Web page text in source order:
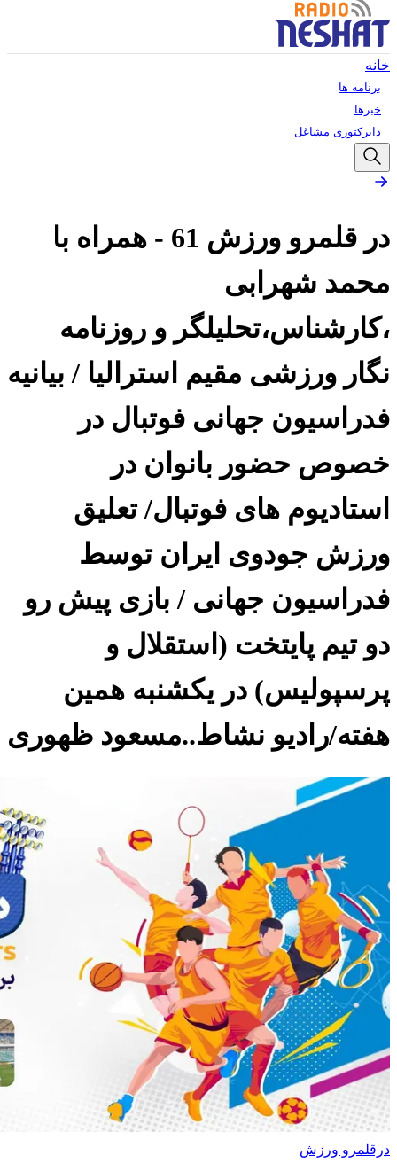
خانه
برنامه ها
خبرها
دایرکتوری مشاغل
در قلمرو ورزش 61 - همراه با
محمد شهرابی
،کارشناس،تحلیلگر و روزنامه
نگار ورزشی مقیم استرالیا / بیانیه
فدراسیون جهانی فوتبال در
خصوص حضور بانوان در
استادیوم های فوتبال/ تعلیق
ورزش جودوی ایران توسط
فدراسیون جهانی / بازی پیش رو
دو تیم پایتخت (استقلال و
پرسپولیس) در یکشنبه همین
هفته/رادیو نشاط..مسعود ظهوری
درقلمرو ورزش